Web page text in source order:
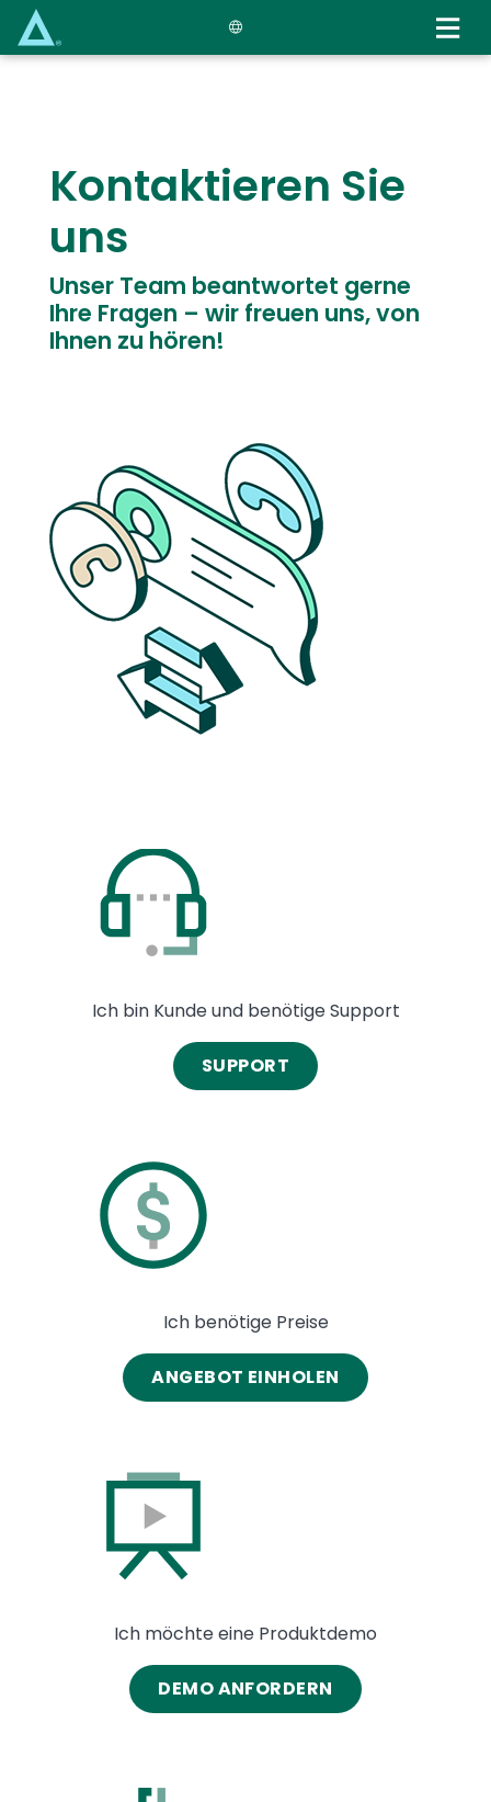
main
Kontaktieren Sie
uns
Unser Team beantwortet gerne
Ihre Fragen – wir freuen uns, von
Ihnen zu hören!
Image
Ich bin Kunde und benötige Support
SUPPORT
Image
Ich benötige Preise
ANGEBOT EINHOLEN
Image
Ich möchte eine Produktdemo
DEMO ANFORDERN